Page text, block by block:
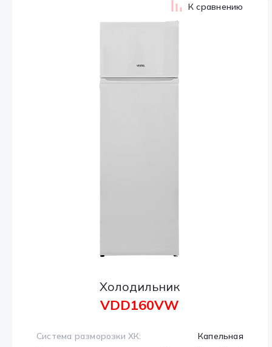
Холодильник
VDD160VW
Система разморозки ХК:
Капельная
К сравнению